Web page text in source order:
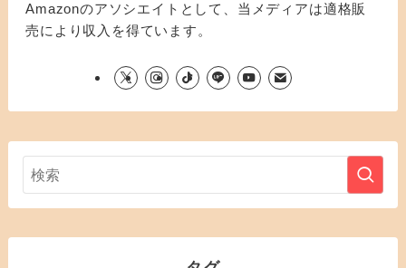
Amazonのアソシエイトとして、当メディアは適格販
売により収入を得ています。